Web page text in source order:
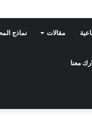
مقالات نماذج
معنا